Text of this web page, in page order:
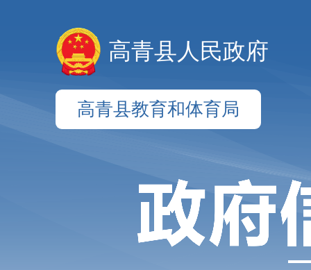
高青县人民政府
高青县教育和体育局